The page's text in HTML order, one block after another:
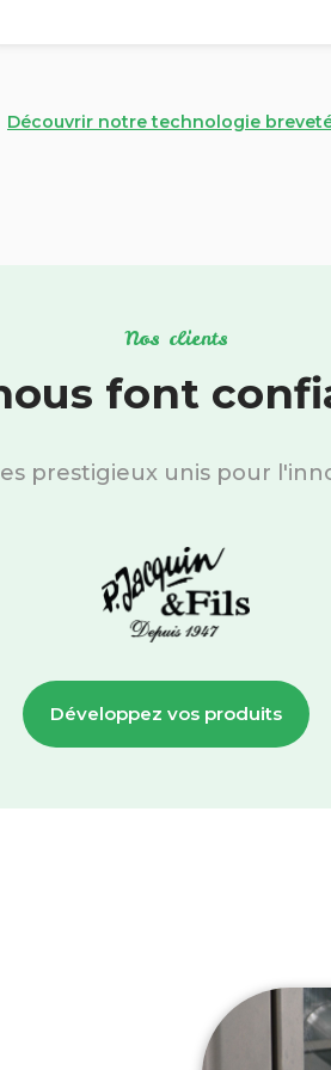
Découvrir notre technologie
Nos clients
font
prestigieux unis pour
Développez vos produits